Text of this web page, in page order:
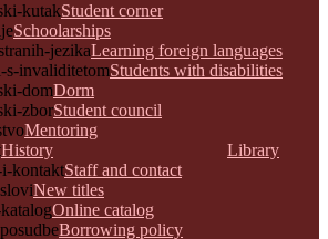
Student corner
Schoolarships
Learning foreign languages
Students with disabilities
Dorm
Student council
Mentoring
Library
History
Staff and contact
New titles
Online catalog
Borrowing policy